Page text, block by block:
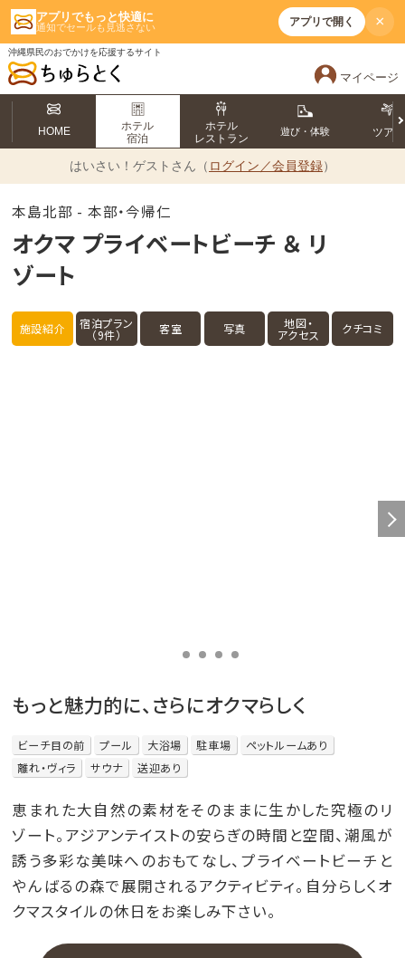
アプリでもっと快適に
通知でセールも見逃さない アプリで開く ×
沖縄県民のおでかけを応援するサイト
マイページ
HOME
ホテル
宿泊
ホテル
レストラン
遊び・体験 ツアー
はいさい！ ゲストさん（ ログイン／会員登録）
本島北部 - 本部・今帰仁
オクマ プライベートビーチ ＆ リ
ゾート
施設紹介 宿泊プラン
（9件） 客室 写真 地図・
アクセス クチコミ
もっと魅力的に、さらにオクマらしく
ビーチ目の前 プール 大浴場 駐車場
ペットルームあり
離れ・ヴィラ
サウナ 送迎あり
恵まれた大自然の素材をそのままに生かした究極のリ
ゾート。アジアンテイストの安らぎの時間と空間、潮風が
誘う多彩な美味へのおもてなし、プライベートビーチと
やんばるの森で展開されるアクティビティ。自分らしくオ
クマスタイルの休日をお楽しみ下さい。